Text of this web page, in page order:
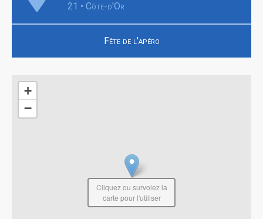
21 • Côte-d'Or
Fête de l'apéro
+
−
Cliquez ou survolez la
carte pour l'utiliser